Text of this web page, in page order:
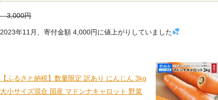
3,000円
2023年11月、寄付金額 4,000円に値上がりしていました
【ふるさと納税】数量限定 訳あり にんじん 3kg
大小サイズ混合 国産 マドンナキャロット 野菜